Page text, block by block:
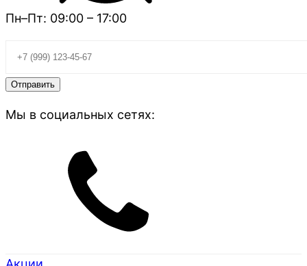
Пн–Пт: 09:00 – 17:00
Мы в социальных сетях: